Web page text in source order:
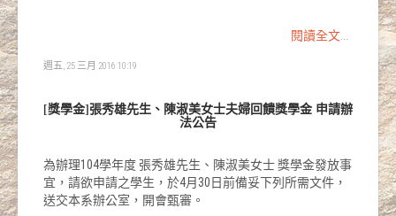
閱讀全文...
週五, 25 三月 2016 10:19
[獎學金]張秀雄先生、陳淑美女士夫婦回饋獎學金 申請辦
法公告
為辦理104學年度 張秀雄先生、陳淑美女士 獎學金發放事
宜，請欲申請之學生，於4月30日前備妥下列所需文件，
送交本系辦公室，開會甄審。